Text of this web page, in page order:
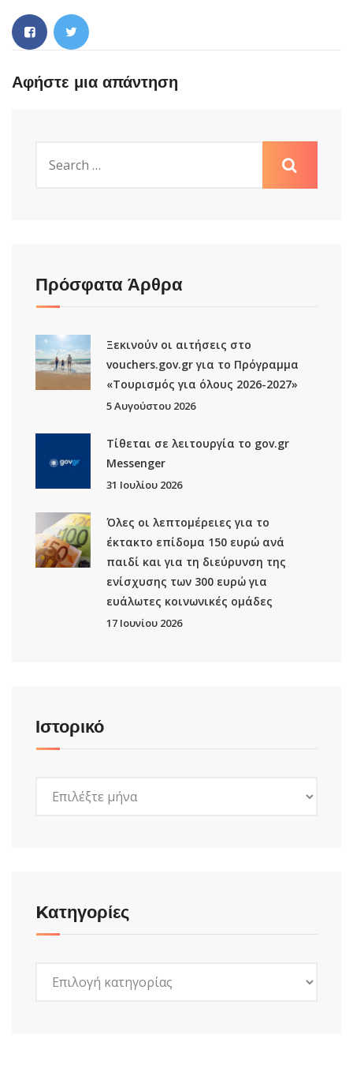
Αφήστε μια απάντηση
Πρόσφατα Άρθρα
Ξεκινούν οι αιτήσεις στο
vouchers.gov.gr για το Πρόγραμμα
«Τουρισμός για όλους 2026-2027»
5 Αυγούστου 2026
Τίθεται σε λειτουργία το gov.gr
Μessenger
31 Ιουλίου 2026
Όλες οι λεπτομέρειες για το
έκτακτο επίδομα 150 ευρώ ανά
παιδί και για τη διεύρυνση της
ενίσχυσης των 300 ευρώ για
ευάλωτες κοινωνικές ομάδες
17 Ιουνίου 2026
Ιστορικό
Kατηγορίες